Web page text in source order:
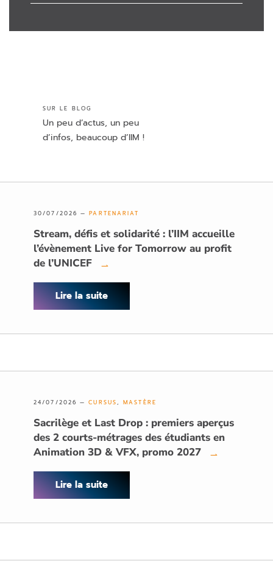
SUR LE BLOG
Un peu d’actus, un peu
d’infos, beaucoup d’IIM !
30/07/2026 —PARTENARIAT
Stream, défis et solidarité : l’IIM accueille
l’évènement Live for Tomorrow au profit
de l’UNICEF
→
Lire la suite
24/07/2026 —CURSUS,MASTÈRE
Sacrilège et Last Drop : premiers aperçus
des 2 courts-métrages des étudiants en
Animation 3D & VFX, promo 2027
→
Lire la suite